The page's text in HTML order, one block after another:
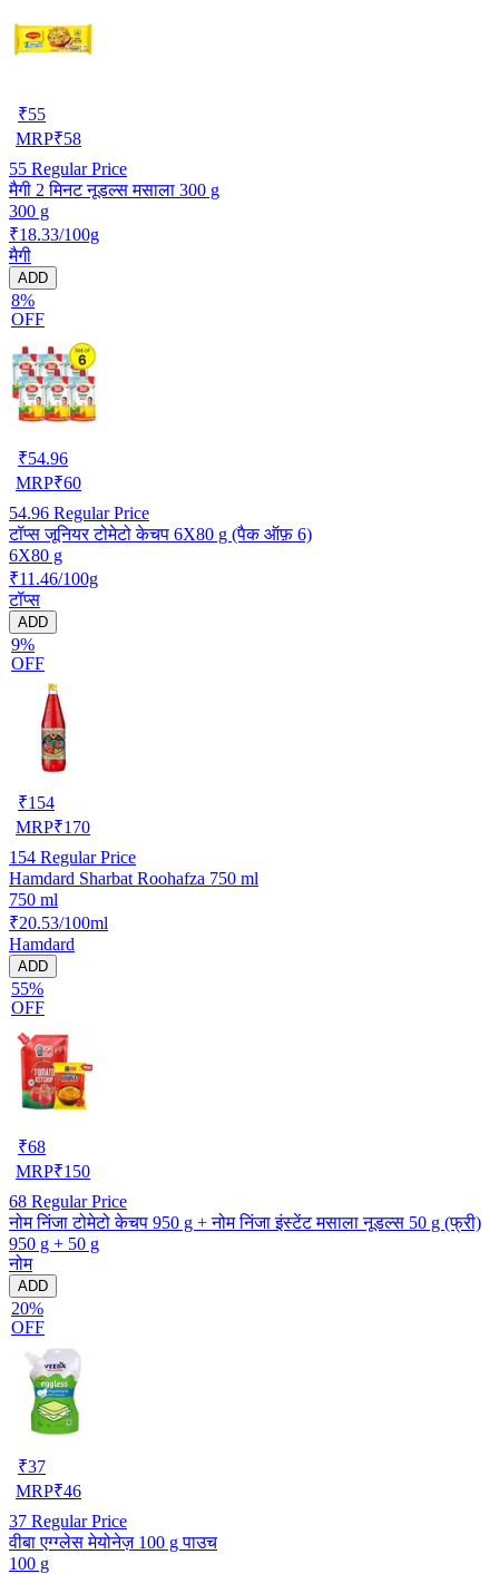
₹55
MRP₹58
55 Regular Price
मैगी 2 मिनट नूडल्स मसाला 300 g
300 g
₹18.33/100g
मैगी
ADD
8%
OFF
₹54.96
MRP₹60
54.96 Regular Price
टॉप्स जूनियर टोमेटो केचप 6X80 g (पैक ऑफ़ 6)
6X80 g
₹11.46/100g
टॉप्स
ADD
9%
OFF
₹154
MRP₹170
154 Regular Price
Hamdard Sharbat Roohafza 750 ml
750 ml
₹20.53/100ml
Hamdard
ADD
55%
OFF
₹68
MRP₹150
68 Regular Price
नोम निंजा टोमेटो केचप 950 g + नोम निंजा इंस्टेंट मसाला नूडल्स 50 g (फ्री)
950 g + 50 g
नोम
ADD
20%
OFF
₹37
MRP₹46
37 Regular Price
वीबा एग्ग्लेस मेयोनेज़ 100 g पाउच
100 g